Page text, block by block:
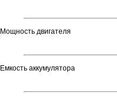
Мощность двигателя
Емкость аккумулятора